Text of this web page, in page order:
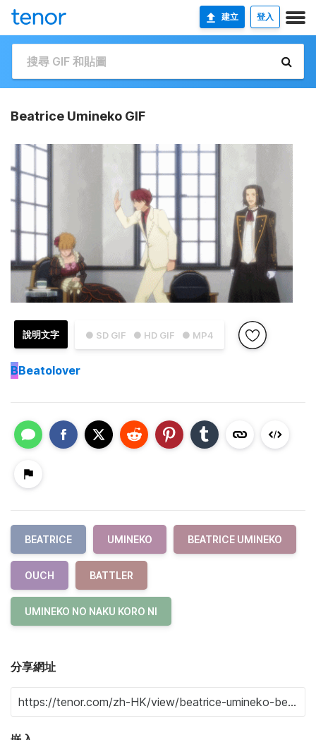
建立 登入
Beatrice Umineko GIF
● SD GIF ● HD GIF ● MP4
說明文字
BBeatolover
BEATRICE UMINEKO BEATRICE UMINEKO
OUCH BATTLER
UMINEKO NO NAKU KORO NI
分享網址